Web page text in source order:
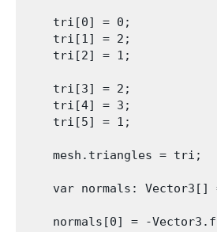
    tri[0] = 0;
    tri[1] = 2;
    tri[2] = 1;
    tri[3] = 2;
    tri[4] = 3;
    tri[5] = 1;
    mesh.triangles = tri;
var normals: Vector3[]
normals[0] = -